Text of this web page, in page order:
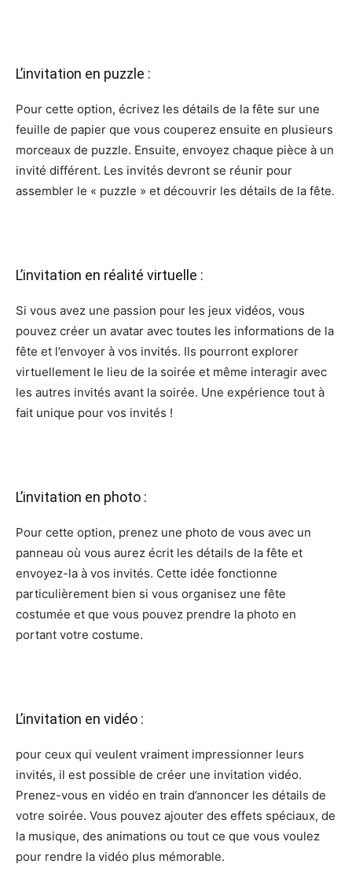
L’invitation en puzzle :
Pour cette option, écrivez les détails de la fête sur une
feuille de papier que vous couperez ensuite en plusieurs
morceaux de puzzle. Ensuite, envoyez chaque pièce à un
invité différent. Les invités devront se réunir pour
assembler le « puzzle » et découvrir les détails de la fête.
L’invitation en réalité virtuelle :
Si vous avez une passion pour les jeux vidéos, vous
pouvez créer un avatar avec toutes les informations de la
fête et l’envoyer à vos invités. Ils pourront explorer
virtuellement le lieu de la soirée et même interagir avec
les autres invités avant la soirée. Une expérience tout à
fait unique pour vos invités !
L’invitation en photo :
Pour cette option, prenez une photo de vous avec un
panneau où vous aurez écrit les détails de la fête et
envoyez-la à vos invités. Cette idée fonctionne
particulièrement bien si vous organisez une fête
costumée et que vous pouvez prendre la photo en
portant votre costume.
L’invitation en vidéo :
pour ceux qui veulent vraiment impressionner leurs
invités, il est possible de créer une invitation vidéo.
Prenez-vous en vidéo en train d’annoncer les détails de
votre soirée. Vous pouvez ajouter des effets spéciaux, de
la musique, des animations ou tout ce que vous voulez
pour rendre la vidéo plus mémorable.